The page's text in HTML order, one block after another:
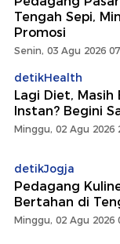
Tengah Sepi,
Promosi
Senin, 03 Agu 2026
detikHealth
Lagi Diet, Masih
Instan? Begini
Minggu, 02 Agu 2026
detikJogja
Pedagang
Bertahan di
Minggu, 02 Agu 2026